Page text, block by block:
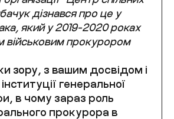
дізнався про це у
який у 2019-2020 роках
військовим прокурором
зору, з вашим досвідом і
генеральної
в чому зараз роль
прокурора в